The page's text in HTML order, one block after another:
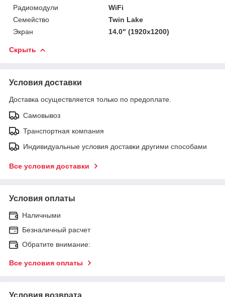
Радиомодули
WiFi
Семейство
Twin Lake
Экран
14.0" (1920x1200)
Скрыть
Условия доставки
Доставка осуществляется только по предоплате.
Самовывоз
Транспортная компания
Индивидуальные условия доставки другими способами
Все условия доставки
Условия оплаты
Наличными
Безналичный расчет
Обратите внимание:
Все условия оплаты
Условия возврата